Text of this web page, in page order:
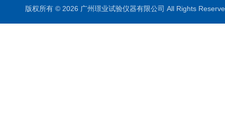
版权所有 © 2026 广州璟业试验仪器有限公司 All Rights